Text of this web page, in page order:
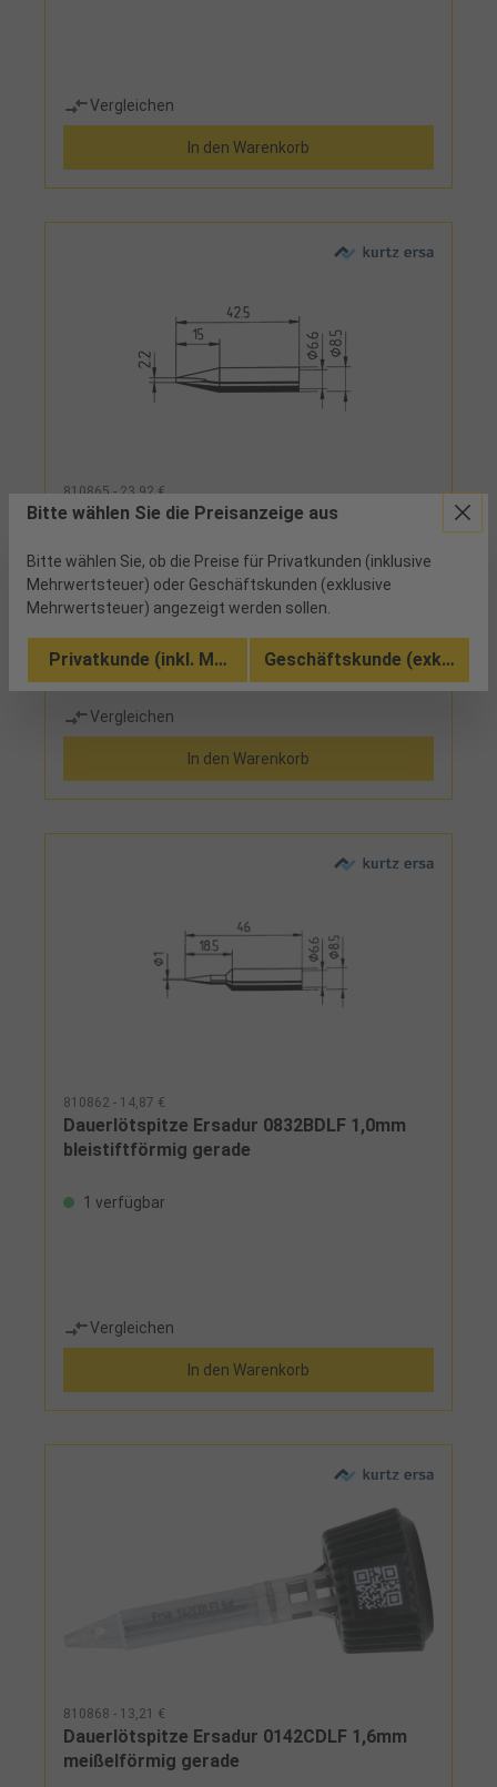
Vergleichen
In den Warenkorb
810865 - 23,92 €
Dauerlötspitze Ersadur 0832CDLF 2,2mm
1 verfügbar
Vergleichen
In den Warenkorb
810862 - 14,87 €
Dauerlötspitze Ersadur 0832BDLF 1,0mm
bleistiftförmig gerade
1 verfügbar
Vergleichen
In den Warenkorb
810868 - 13,21 €
Dauerlötspitze Ersadur 0142CDLF 1,6mm
meißelförmig gerade
Bitte wählen Sie die Preisanzeige aus
Bitte wählen Sie, ob die Preise für Privatkunden (inklusive
Mehrwertsteuer) oder Geschäftskunden (exklusive
Mehrwertsteuer) angezeigt werden sollen.
Privatkunde (inkl. MwSt.) Geschäftskunde (exkl.